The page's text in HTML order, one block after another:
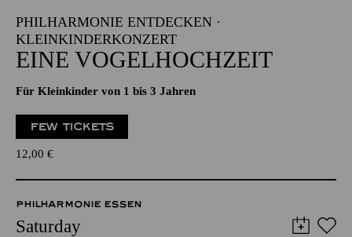
PHILHARMONIE ENTDECKEN ·
KLEINKINDERKONZERT
EINE VOGELHOCHZEIT
Für Kleinkinder von 1 bis 3 Jahren
FEW TICKETS
12,00 €
PHILHARMONIE ESSEN
Saturday